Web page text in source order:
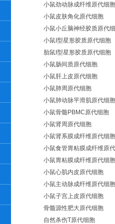
小鼠劲动脉成纤维原代细胞
小鼠皮肤角化原代细胞
小鼠小丘脑神经胶质原代
小鼠I型星形胶质原代细胞
胎鼠I型星形胶质原代细胞
小鼠肠间质原代细胞
小鼠肝上皮原代细胞
小鼠肺周原代细胞
小鼠肺动脉平滑肌原代细胞
小鼠骨髓PBMC原代细胞
小鼠肾周原代细胞
小鼠肾系膜成纤维原代细胞
小鼠食管胃粘膜成纤维原
小鼠胃粘膜成纤维原代细胞
小鼠心肌内皮原代细胞
小鼠主动脉成纤维原代细胞
小鼠子宫上皮原代细胞
骨髓源性肥大原代细胞
自然杀伤T原代细胞